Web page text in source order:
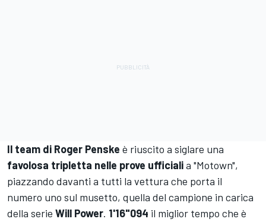
Il team di Roger Penske è riuscito a siglare una
favolosa tripletta nelle prove ufficialia "Motown",
piazzando davanti a tutti la vettura che porta il
numero uno sul musetto, quella del campione in carica
della serie Will Power. 1'16"094 il miglior tempo che è